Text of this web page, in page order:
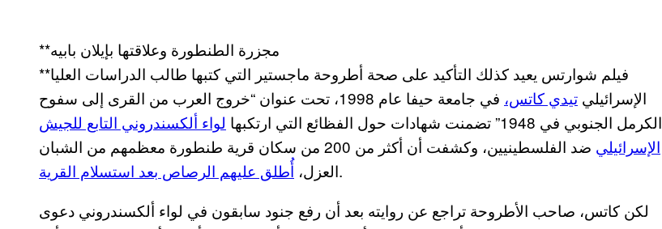
**مجزرة الطنطورة وعلاقتها بإيلان بابيه
**فيلم شوارتس يعيد كذلك التأكيد على صحة أطروحة ماجستير التي كتبها طالب الدراسات العليا
الإسرائيلي تيدي كاتس،
في جامعة حيفا عام 1998، تحت عنوان “خروج العرب من القرى إلى سفوح
الكرمل الجنوبي في 1948” تضمنت شهادات حول الفظائع التي ارتكبها
لواء ألكسندروني التابع للجيش
الإسرائيلي
ضد الفلسطينيين، وكشفت أن أكثر من 200 من سكان قرية طنطورة معظمهم من الشبان
العزل، أُطلق عليهم الرصاص بعد استسلام القرية
.
لكن كاتس، صاحب الأطروحة تراجع عن روايته بعد أن رفع جنود سابقون في لواء ألكسندروني دعوى